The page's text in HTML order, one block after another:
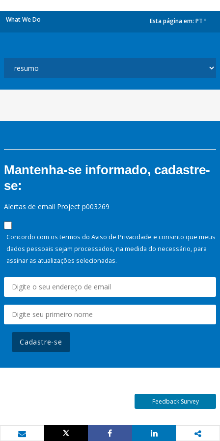
What We Do Esta página em: PT
Mantenha-se informado, cadastre-
se:
Alertas de email Project p003269
Concordo com os termos do Aviso de Privacidade e consinto que meus
dados pessoais sejam processados, na medida do necessário, para
assinar as atualizações selecionadas.
Cadastre-se
Feedback Survey